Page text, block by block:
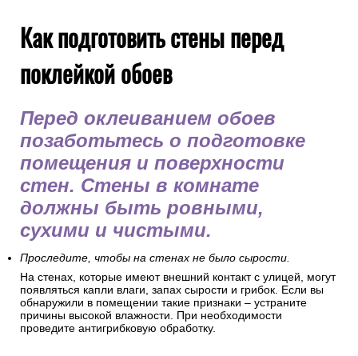
Как подготовить стены перед
поклейкой обоев
Перед оклеиванием обоев
позаботьтесь о подготовке
помещения и поверхности
стен. Стены в комнате
должны быть ровными,
сухими и чистыми.
Проследите, чтобы на стенах не было сырости.
На стенах, которые имеют внешний контакт с улицей, могут
появляться капли влаги, запах сырости и грибок. Если вы
обнаружили в помещении такие признаки – устраните
причины высокой влажности. При необходимости
проведите антигрибковую обработку.